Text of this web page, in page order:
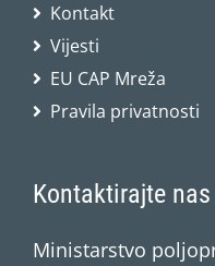
Kontakt
Vijesti
EU CAP Mreža
Pravila privatnosti
Kontaktirajte nas
Ministarstvo